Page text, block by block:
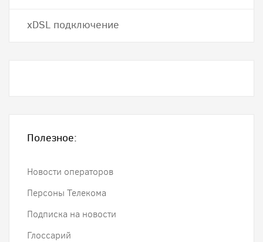
хDSL подключение
Полезное:
Новости операторов
Персоны Телекома
Подписка на новости
Глоссарий